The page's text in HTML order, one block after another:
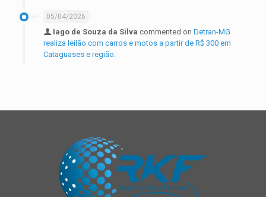
05/04/2026
Iago de Souza da Silva commented on Detran-MG
realiza leilão com carros e motos a partir de R$ 300 em
Cataguases e região.